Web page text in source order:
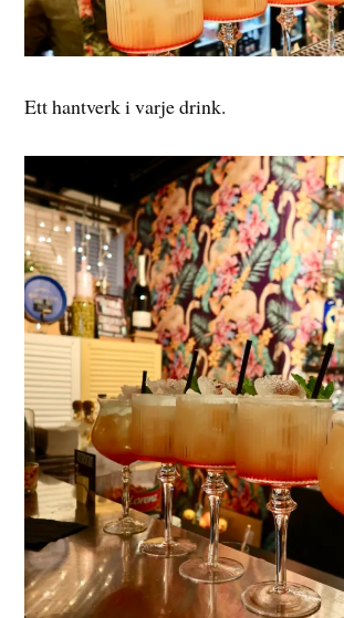
Ett hantverk i varje drink.